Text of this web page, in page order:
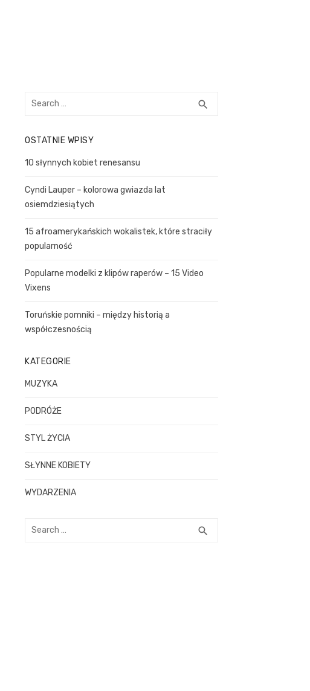
Search
search
OSTATNIE WPISY
10 słynnych kobiet renesansu
Cyndi Lauper – kolorowa gwiazda lat
osiemdziesiątych
15 afroamerykańskich wokalistek, które straciły
popularność
Popularne modelki z klipów raperów – 15 Video
Vixens
Toruńskie pomniki – między historią a
współczesnością
KATEGORIE
MUZYKA
PODRÓŻE
STYL ŻYCIA
SŁYNNE KOBIETY
WYDARZENIA
Search
search